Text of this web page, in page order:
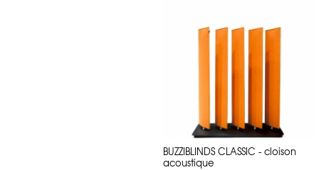
BUZZIBLINDS CLASSIC - cloison
acoustique